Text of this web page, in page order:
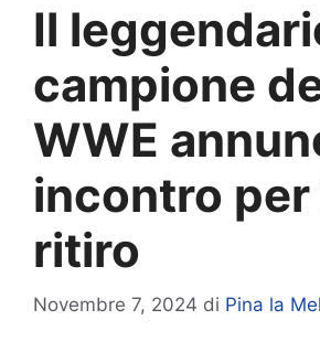
Il
campione
WWE
incontro per
ritiro
Novembre 7, 2024 di Pina la